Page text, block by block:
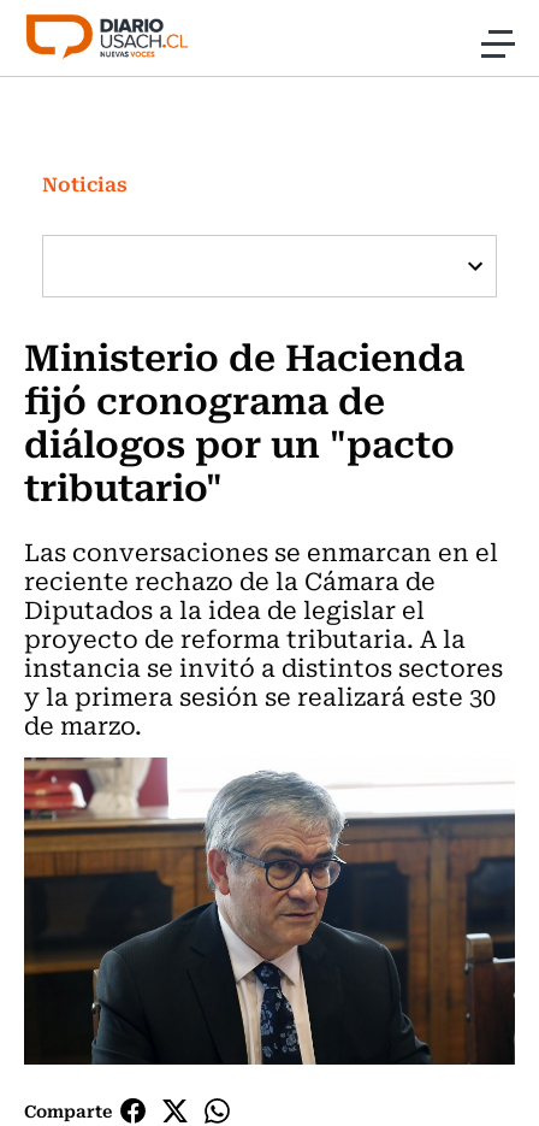
Click acá para ir directamente al contenido
Investigación
Cultura
Programas Radio y TV Usach
Noticias
Ministerio de Hacienda
fijó cronograma de
diálogos por un "pacto
tributario"
Las conversaciones se enmarcan en el
reciente rechazo de la Cámara de
Diputados a la idea de legislar el
proyecto de reforma tributaria. A la
instancia se invitó a distintos sectores
y la primera sesión se realizará este 30
de marzo.
Comparte